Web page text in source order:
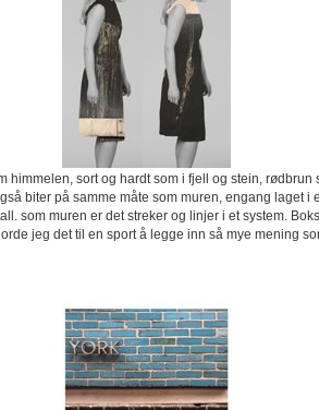
sort og hardt som i fjell og stein,
biter på samme måte som muren, engang laget
som muren er det streker og linjer i et system.
jeg det til en sport å legge inn så mye mening